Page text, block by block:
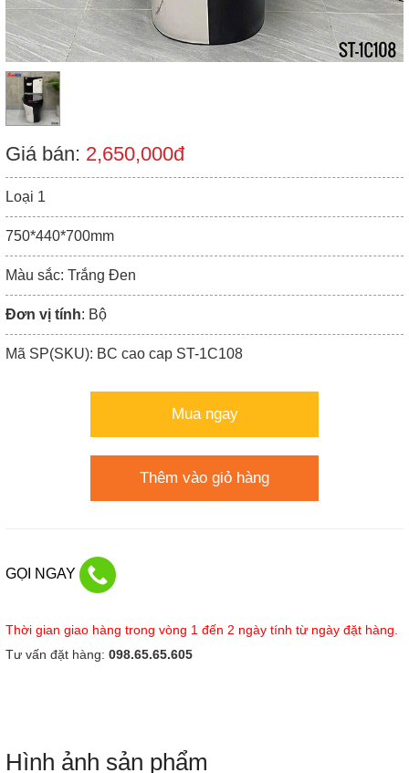
Giá bán: 2,650,000đ
Loại 1
750*440*700mm
Màu sắc: Trắng Đen
Đơn vị tính: Bộ
Mã SP(SKU): BC cao cap ST-1C108
Mua ngay
Thêm vào giỏ hàng
GỌI NGAY
Thời gian giao hàng trong vòng 1 đến 2 ngày tính từ ngày đặt hàng.
Tư vấn đặt hàng: 098.65.65.605
Hình ảnh sản phẩm